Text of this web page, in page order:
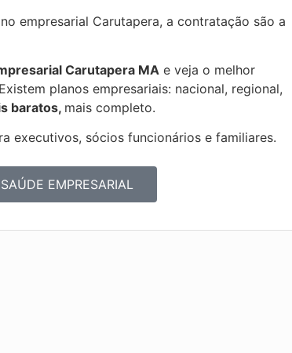
empresarial Carutapera, a contratação são a
Carutapera MA e veja o melhor
planos empresariais: nacional, regional,
baratos, mais completo.
executivos, sócios funcionários e familiares.
EMPRESARIAL